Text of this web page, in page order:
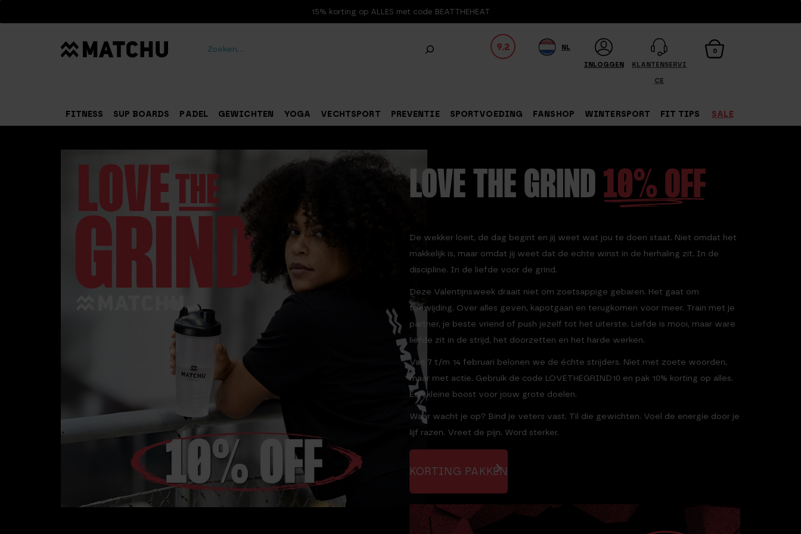
15% korting op ALLES met code BEATTHEHEAT
9.2 NL
INLOGGEN KLANTENSERVI
CE
0
FITNESS SUP BOARDS PADEL GEWICHTEN YOGA VECHTSPORT PREVENTIE SPORTVOEDING FANSHOP WINTERSPORT FIT TIPS SALE
LOVE THE GRIND 10% OFF
De wekker loeit, de dag begint en jij weet wat jou te doen staat. Niet omdat het
makkelijk is, maar omdat jij weet dat de echte winst in de herhaling zit. In de
discipline. In de liefde voor de grind.
Deze Valentijnsweek draait niet om zoetsappige gebaren. Het gaat om
toewijding. Over alles geven, kapotgaan en terugkomen voor meer. Train met je
partner, je beste vriend of push jezelf tot het uiterste. Liefde is mooi, maar ware
liefde zit in de strijd, het doorzetten en het harde werken.
Van 7 t/m 14 februari belonen we de échte strijders. Niet met zoete woorden,
maar met actie. Gebruik de code LOVETHEGRIND10 en pak 10% korting op alles.
Een kleine boost voor jouw grote doelen.
Waar wacht je op? Bind je veters vast. Til die gewichten. Voel de energie door je
lijf razen. Vreet de pijn. Word sterker.
KORTING PAKKEN